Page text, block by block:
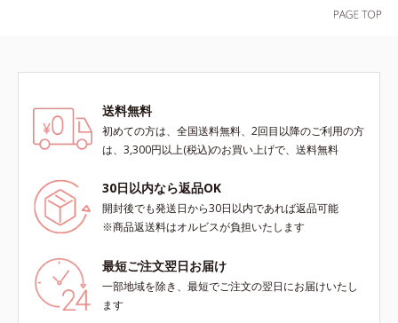
送料無料
初めての方は、全国送料無料、2回目以降のご利用の方
は、3,300円以上(税込)のお買い上げで、送料無料
30日以内なら返品OK
開封後でも発送日から30日以内であれば返品可能
※商品返送料はオルビスが負担いたします
最短ご注文翌日お届け
一部地域を除き、最短でご注文の翌日にお届けいたし
ます